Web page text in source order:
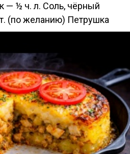
— ½ ч. л. Соль, чёрный
(по желанию) Петрушка